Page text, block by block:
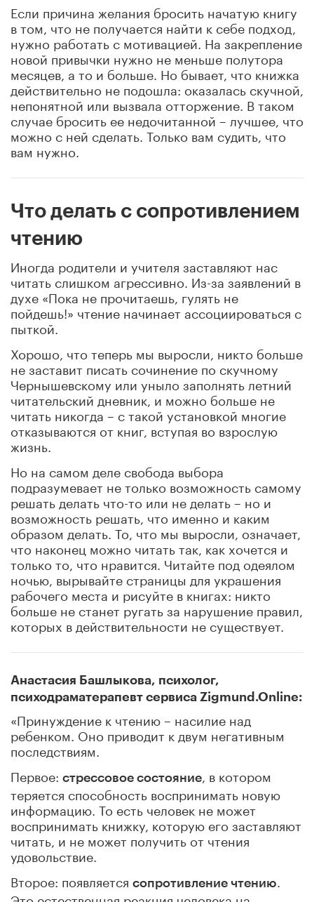
Если причина желания бросить начатую книгу
в том, что не получается найти к себе подход,
нужно работать с мотивацией. На закрепление
новой привычки нужно не меньше полутора
месяцев, а то и больше. Но бывает, что книжка
действительно не подошла: оказалась скучной,
непонятной или вызвала отторжение. В таком
случае бросить ее недочитанной – лучшее, что
можно с ней сделать. Только вам судить, что
вам нужно.
Что делать с сопротивлением
чтению
Иногда родители и учителя заставляют нас
читать слишком агрессивно. Из-за заявлений в
духе «Пока не прочитаешь, гулять не
пойдешь!» чтение начинает ассоциироваться с
пыткой.
Хорошо, что теперь мы выросли, никто больше
не заставит писать сочинение по скучному
Чернышевскому или уныло заполнять летний
читательский дневник, и можно больше не
читать никогда – с такой установкой многие
отказываются от книг, вступая во взрослую
жизнь.
Но на самом деле свобода выбора
подразумевает не только возможность самому
решать делать что-то или не делать – но и
возможность решать, что именно и каким
образом делать. То, что мы выросли, означает,
что наконец можно читать так, как хочется и
только то, что нравится. Читайте под одеялом
ночью, вырывайте страницы для украшения
рабочего места и рисуйте в книгах: никто
больше не станет ругать за нарушение правил,
которых в действительности не существует.
Анастасия Башлыкова, психолог,
психодраматерапевт сервиса Zigmund.Online:
«Принуждение к чтению – насилие над
ребенком. Оно приводит к двум негативным
последствиям.
Первое: стрессовое состояние
, в котором
теряется способность воспринимать новую
информацию. То есть человек не может
воспринимать книжку, которую его заставляют
читать, и не может получить от чтения
удовольствие.
Второе: появляется сопротивление чтению